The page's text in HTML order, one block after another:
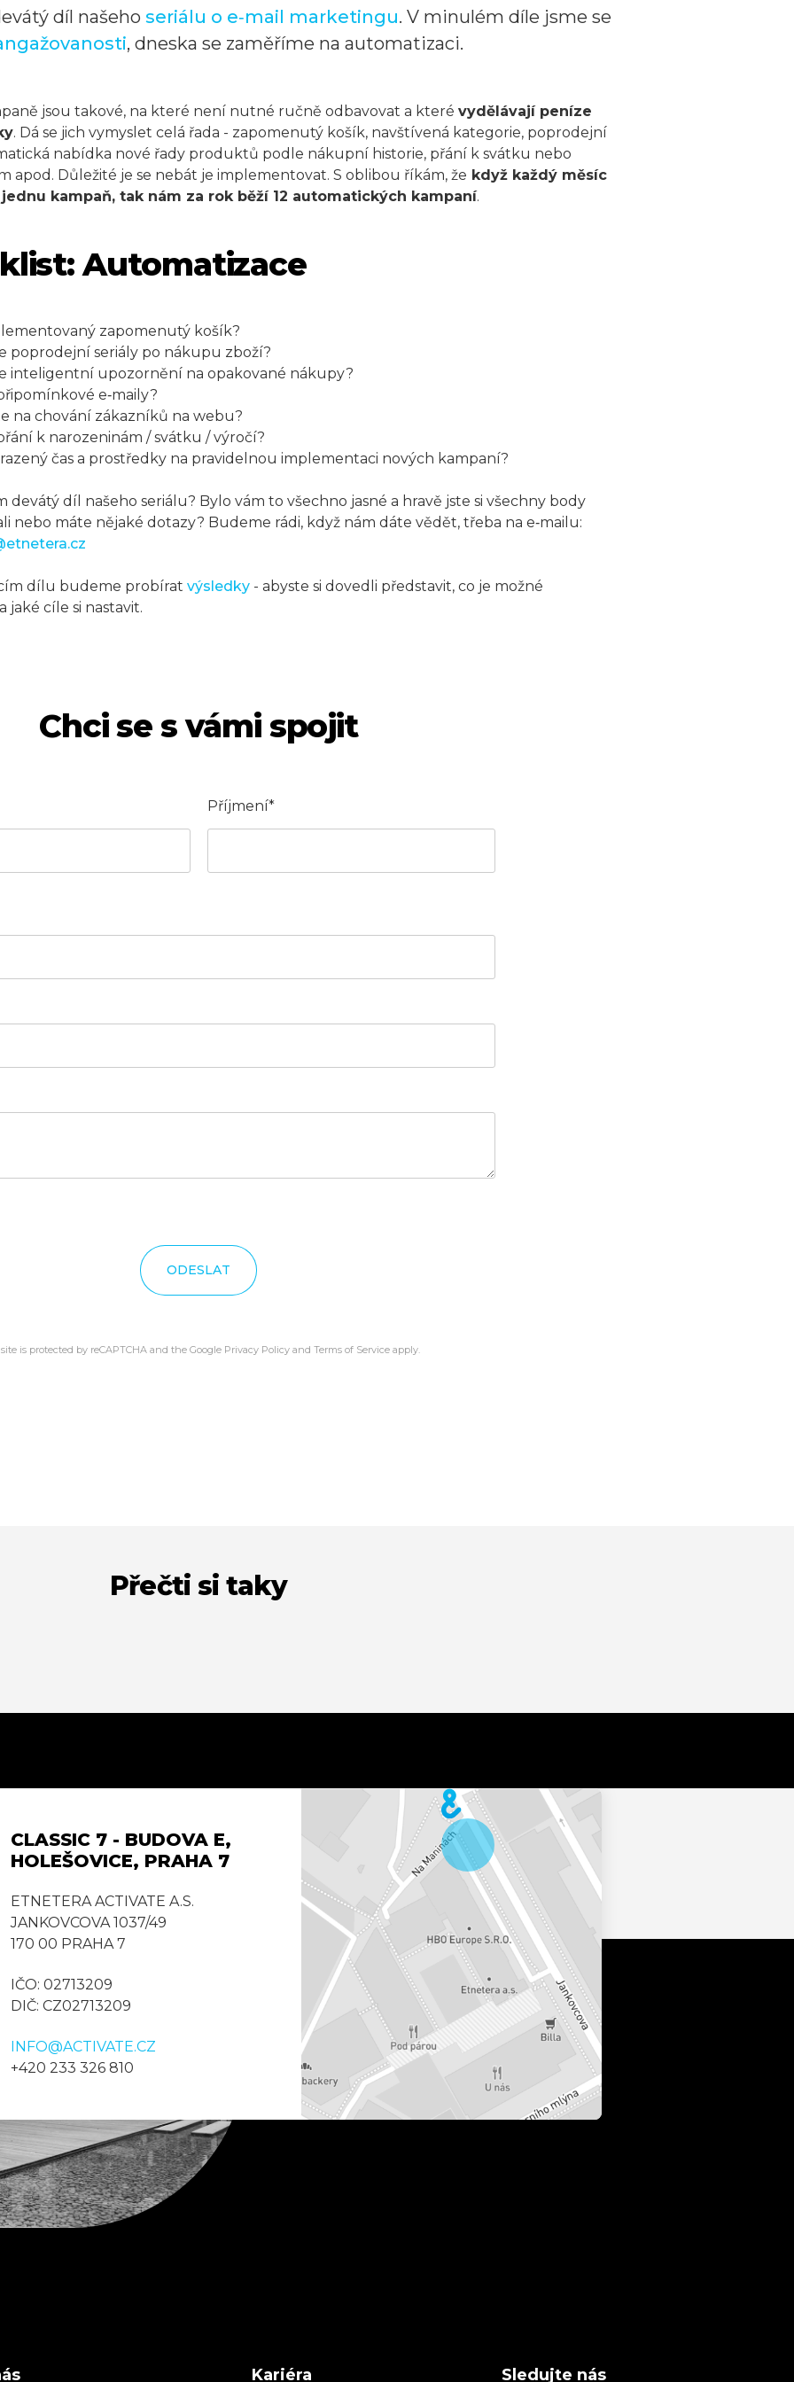
díl našeho seriálu o e‑mail marketingu. V minulém díle jsme se
, dneska se zaměříme na automatizaci.
jsou takové, na které není nutné ručně odbavovat a které vydělávají peníze
. Dá se jich vymyslet celá řada - zapomenutý košík, navštívená kategorie, poprodejní
nabídka nové řady produktů podle nákupní historie, přání k svátku nebo
apod. Důležité je se nebát je implementovat. S oblibou říkám, že když každý měsíc
kampaň, tak nám za rok běží 12 automatických kampaní.
Automatizace
zapomenutý košík?
poprodejní seriály po nákupu zboží?
inteligentní upozornění na opakované nákupy?
e‑maily?
na chování zákazníků na webu?
k narozeninám / svátku / výročí?
čas a prostředky na pravidelnou implementaci nových kampaní?
devátý díl našeho seriálu? Bylo vám to všechno jasné a hravě jste si všechny body
nebo máte nějaké dotazy? Budeme rádi, když nám dáte vědět, třeba na e‑mailu:
dílu budeme probírat výsledky - abyste si dovedli představit, co je možné
jaké cíle si nastavit.
Chci se s vámi spojit
Příjmení*
ODESLAT
is protected by reCAPTCHA and the Google Privacy Policyand Terms of Serviceapply.
Přečti si taky
CLASSIC 7 - BUDOVA E,
HOLEŠOVICE, PRAHA 7
ETNETERA ACTIVATE A.S.
JANKOVCOVA 1037/49
170 00 PRAHA 7
IČO: 02713209
DIČ: CZ02713209
INFO@ACTIVATE.CZ
+420 233 326 810
Kariéra Sledujte nás